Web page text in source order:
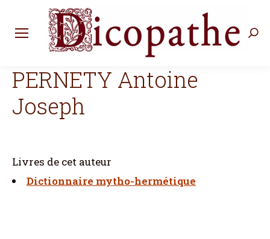
PERNETY Antoine
Joseph
Livres de cet auteur
Dictionnaire mytho-hermétique